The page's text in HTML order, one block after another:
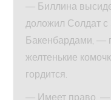
— Биллина
доложил Солдат
Бакенбардами, —
желтенькие
гордится.
— Имеет право, —